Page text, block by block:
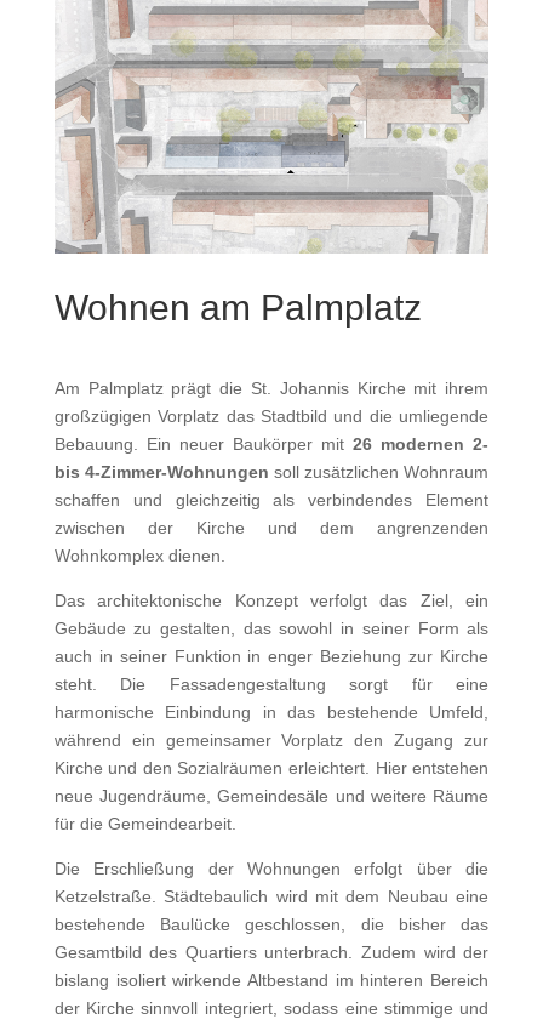
Wohnen am Palmplatz
Am Palmplatz prägt die St. Johannis Kirche mit ihrem
großzügigen Vorplatz das Stadtbild und die umliegende
Bebauung. Ein neuer Baukörper mit26 modernen 2-
bis 4-Zimmer-Wohnungen soll zusätzlichen Wohnraum
schaffen und gleichzeitig als verbindendes Element
zwischen der Kirche und dem angrenzenden
Wohnkomplex dienen.
Das architektonische Konzept verfolgt das Ziel, ein
Gebäude zu gestalten, das sowohl in seiner Form als
auch in seiner Funktion in enger Beziehung zur Kirche
steht. Die Fassadengestaltung sorgt für eine
harmonische Einbindung in das bestehende Umfeld,
während ein gemeinsamer Vorplatz den Zugang zur
Kirche und den Sozialräumen erleichtert. Hier entstehen
neue Jugendräume, Gemeindesäle und weitere Räume
für die Gemeindearbeit.
Die Erschließung der Wohnungen erfolgt über die
Ketzelstraße. Städtebaulich wird mit dem Neubau eine
bestehende Baulücke geschlossen, die bisher das
Gesamtbild des Quartiers unterbrach. Zudem wird der
bislang isoliert wirkende Altbestand im hinteren Bereich
der Kirche sinnvoll integriert, sodass eine stimmige und